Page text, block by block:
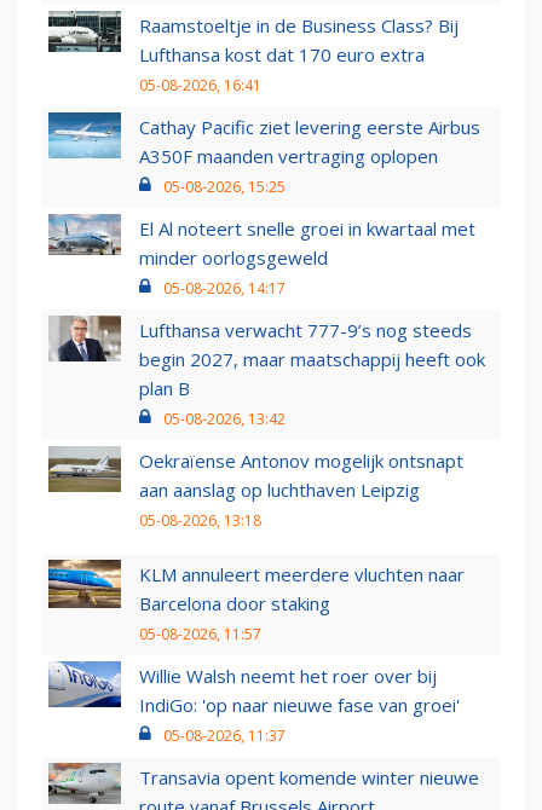
Raamstoeltje in de Business Class? Bij
Lufthansa kost dat 170 euro extra
05-08-2026, 16:41
Cathay Pacific ziet levering eerste Airbus
A350F maanden vertraging oplopen
05-08-2026, 15:25
El Al noteert snelle groei in kwartaal met
minder oorlogsgeweld
05-08-2026, 14:17
Lufthansa verwacht 777-9’s nog steeds
begin 2027, maar maatschappij heeft ook
plan B
05-08-2026, 13:42
Oekraïense Antonov mogelijk ontsnapt
aan aanslag op luchthaven Leipzig
05-08-2026, 13:18
KLM annuleert meerdere vluchten naar
Barcelona door staking
05-08-2026, 11:57
Willie Walsh neemt het roer over bij
IndiGo: 'op naar nieuwe fase van groei'
05-08-2026, 11:37
Transavia opent komende winter nieuwe